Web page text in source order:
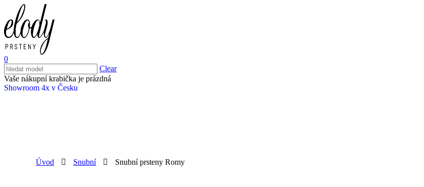
0
Clear
Vaše nákupní krabička je prázdná
Showroom 4x v Česku
Úvod Snubní Snubní prsteny Romy